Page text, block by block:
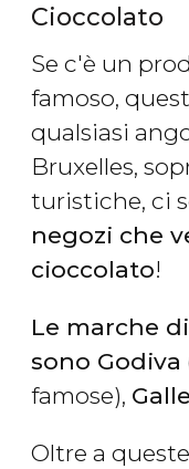
Cioccolato
Se c'è un
famoso,
qualsiasi
Bruxelles,
turistiche, ci
negozi che
cioccolato!
Le marche
sono Godiva
famose),
Oltre a